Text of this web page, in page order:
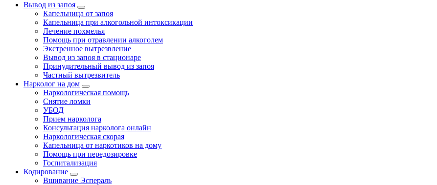
Вывод из запоя
Капельница от запоя
Капельница при алкогольной интоксикации
Лечение похмелья
Помощь при отравлении алкоголем
Экстренное вытрезвление
Вывод из запоя в стационаре
Принудительный вывод из запоя
Частный вытрезвитель
Нарколог на дом
Наркологическая помощь
Снятие ломки
УБОД
Прием нарколога
Консультация нарколога онлайн
Наркологическая скорая
Капельница от наркотиков на дому
Помощь при передозировке
Госпитализация
Кодирование
Вшивание Эспераль